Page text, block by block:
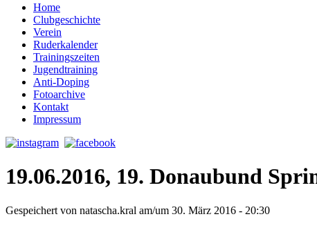
Home
Clubgeschichte
Verein
Ruderkalender
Trainingszeiten
Jugendtraining
Anti-Doping
Fotoarchive
Kontakt
Impressum
19.06.2016, 19. Donaubund
Gespeichert von natascha.kral am/um 30. März 2016 - 20:30